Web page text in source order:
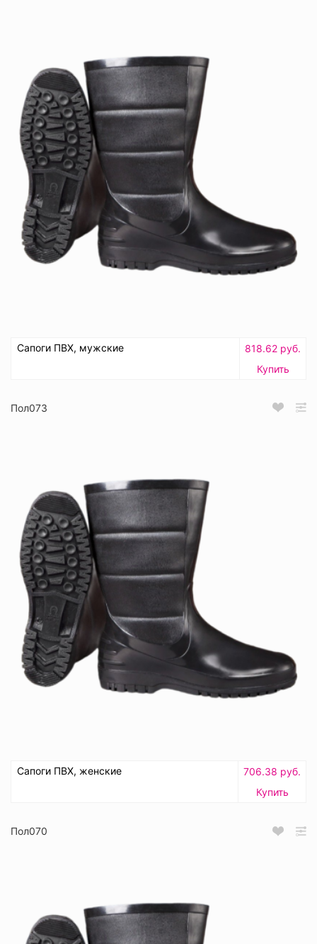
Сапоги ПВХ, мужские
818.62 руб.
Купить
Пол073
Сапоги ПВХ, женские
706.38 руб.
Купить
Пол070